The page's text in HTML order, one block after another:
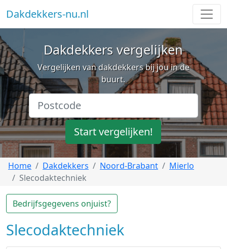
Dakdekkers-nu.nl
Dakdekkers vergelijken
Vergelijken van dakdekkers bij jou in de
buurt.
Start vergelijken!
Home Dakdekkers Noord-Brabant
Mierlo
Slecodaktechniek
Bedrijfsgegevens onjuist?
Slecodaktechniek